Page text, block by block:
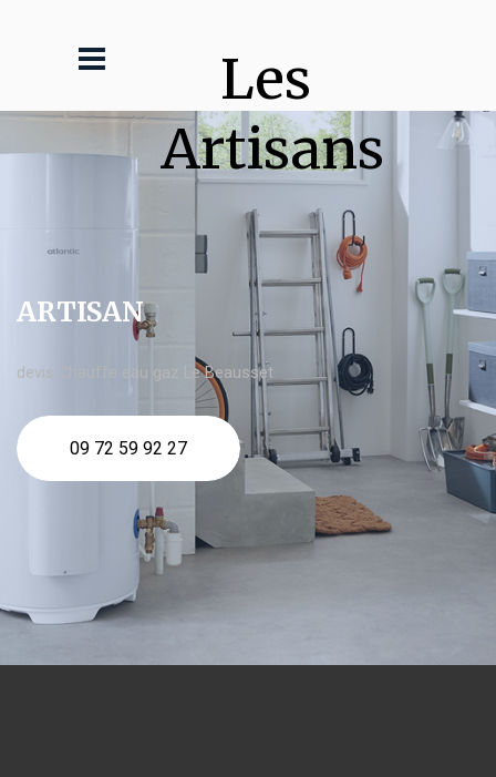
Les
Artisans
ARTISAN
devis Chauffe eau gaz Le Beausset
09 72 59 92 27